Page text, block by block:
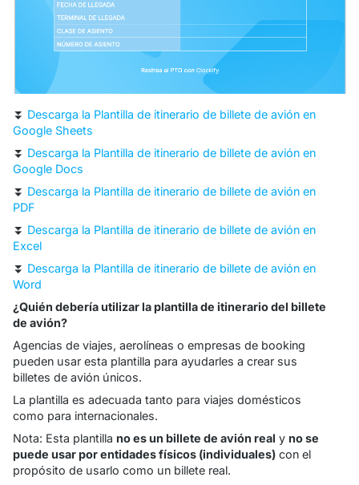
⏬ Descarga la Plantilla de itinerario de billete de avión en
Google Sheets
⏬ Descarga la Plantilla de itinerario de billete de avión en
Google Docs
⏬ Descarga la Plantilla de itinerario de billete de avión en
PDF
⏬ Descarga la Plantilla de itinerario de billete de avión en
Excel
⏬ Descarga la Plantilla de itinerario de billete de avión en
Word
¿Quién debería utilizar la plantilla de itinerario del billete
de avión?
Agencias de viajes, aerolíneas o empresas de booking
pueden usar esta plantilla para ayudarles a crear sus
billetes de avión únicos.
La plantilla es adecuada tanto para viajes domésticos
como para internacionales.
Nota: Esta plantilla no es un billete de avión real y no se
puede usar por entidades físicos (individuales) con el
propósito de usarlo como un billete real.